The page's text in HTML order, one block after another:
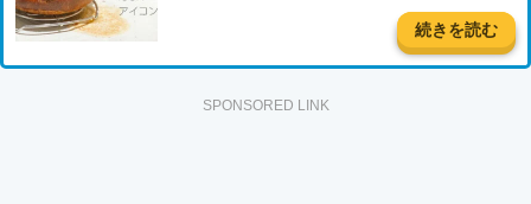
続きを読む
SPONSORED LINK